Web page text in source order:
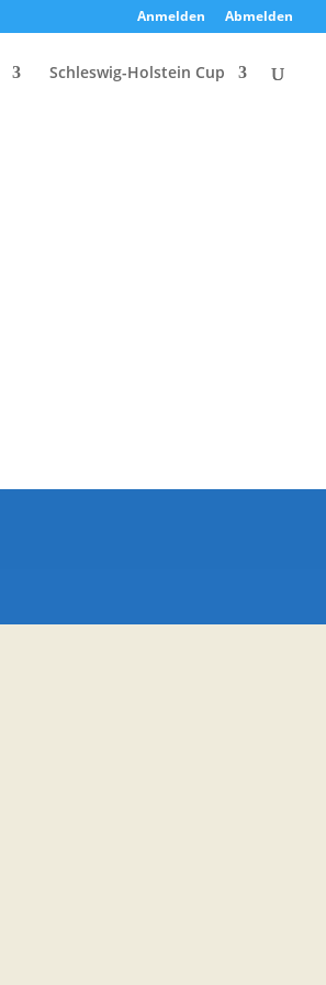
Anmelden Abmelden
Schleswig-Holstein Cup